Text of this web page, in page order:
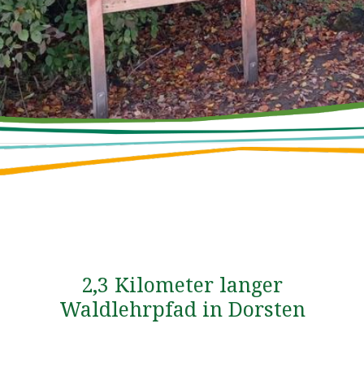
2,3 Kilometer langer
Waldlehrpfad in Dorsten